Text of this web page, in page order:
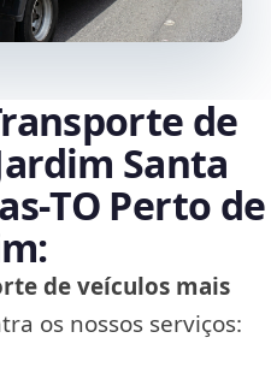
de
Santa
Perto de
de veículos mais
os nossos serviços: